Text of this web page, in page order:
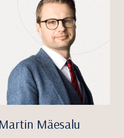
Martin Mäesalu